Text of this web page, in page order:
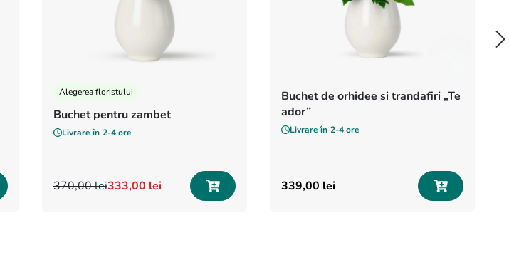
Alegerea floristului
Buchet pentru zambet
Livrare în 2-4 ore
370,00lei333,00 lei
Buchet de orhidee si trandafiri „Te
ador”
Livrare în 2-4 ore
339,00 lei